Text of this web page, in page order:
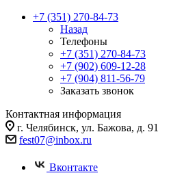
+7 (351) 270-84-73
Назад
Телефоны
+7 (351) 270-84-73
+7 (902) 609-12-28
+7 (904) 811-56-79
Заказать звонок
Контактная информация
г. Челябинск, ул. Бажова, д. 91
fest07@inbox.ru
Вконтакте